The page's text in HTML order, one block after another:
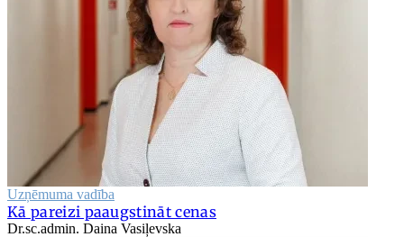
Uzņēmuma vadība
Kā pareizi paaugstināt cenas
Dr.sc.admin. Daina Vasiļevska